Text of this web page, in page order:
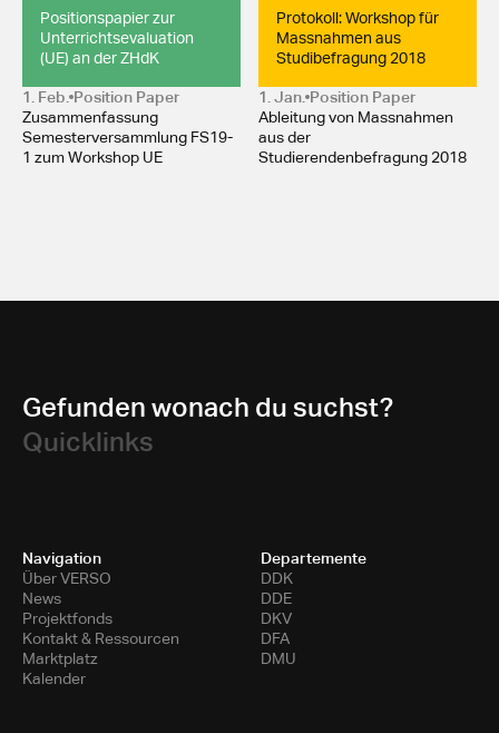
Gefunden wonach du suchst?
Quicklinks
Navigation
Über VERSO
News
Projektfonds
Kontakt & Ressourcen
Marktplatz
Kalender
Departemente
DDK
DDE
DKV
DFA
DMU
Positionspapier zur
Unterrichtsevaluation
(UE) an der ZHdK
1. Feb. Position Paper
Zusammenfassung
Semesterversammlung FS19-
1 zum Workshop UE
Protokoll: Workshop für
Massnahmen aus
Studibefragung 2018
1. Jan. Position Paper
Ableitung von Massnahmen
aus der
Studierendenbefragung 2018